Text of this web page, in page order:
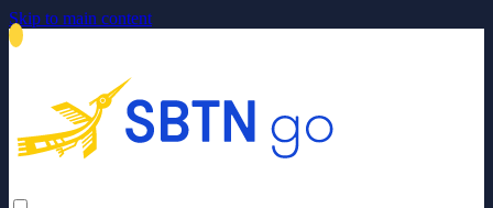
Skip to main content